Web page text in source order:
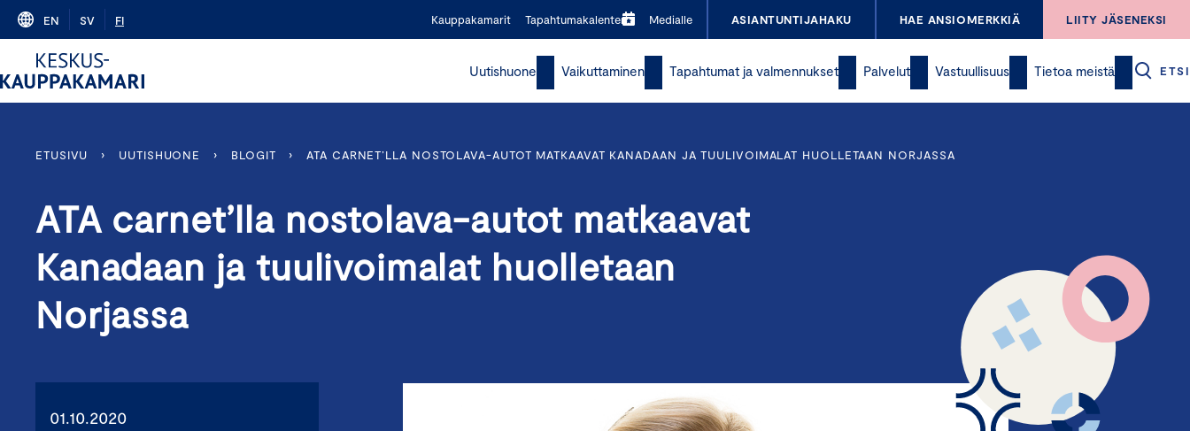
Skip
content
EN SV FI Kauppakamarit Tapahtumakalenteri Medialle ASIANTUNTIJAHAKU HAE ANSIOMERKKIÄ LIITY JÄSENEKSI
Uutishuone Vaikuttaminen Tapahtumat ja valmennukset Palvelut Vastuullisuus Tietoa meistä ETSI
ETUSIVU › UUTISHUONE › BLOGIT › ATA CARNET’LLA NOSTOLAVA-AUTOT MATKAAVAT KANADAAN JA TUULIVOIMALAT HUOLLETAAN NORJASSA
ATA carnet’lla nostolava-autot matkaavat
Kanadaan ja tuulivoimalat huolletaan
Norjassa
01.10.2020